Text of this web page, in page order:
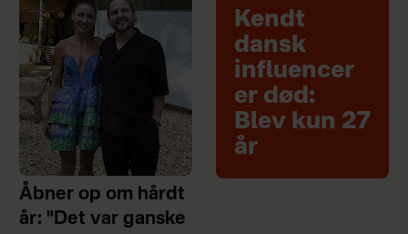
Åbner op om hårdt
år: "Det var ganske
Kendt
dansk
influencer
er død:
Blev kun 27
år